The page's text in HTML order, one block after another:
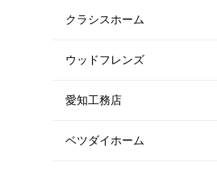
クラシスホーム
ウッドフレンズ
愛知工務店
ベツダイホーム